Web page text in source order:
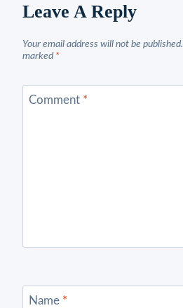
Leave A Reply
Your email address will not be published.
marked *
Comment *
Name *